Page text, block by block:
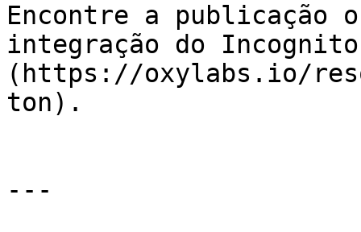
Encontre a publicação
integração do
(https://oxylabs.io/
ton).
---